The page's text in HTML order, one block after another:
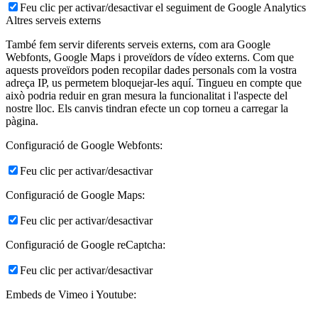
Feu clic per activar/desactivar el seguiment de Google Analytics
Altres serveis externs
També fem servir diferents serveis externs, com ara Google
Webfonts, Google Maps i proveïdors de vídeo externs. Com que
aquests proveïdors poden recopilar dades personals com la vostra
adreça IP, us permetem bloquejar-les aquí. Tingueu en compte que
això podria reduir en gran mesura la funcionalitat i l'aspecte del
nostre lloc. Els canvis tindran efecte un cop torneu a carregar la
pàgina.
Configuració de Google Webfonts:
Feu clic per activar/desactivar
Configuració de Google Maps:
Feu clic per activar/desactivar
Configuració de Google reCaptcha:
Feu clic per activar/desactivar
Embeds de Vimeo i Youtube: